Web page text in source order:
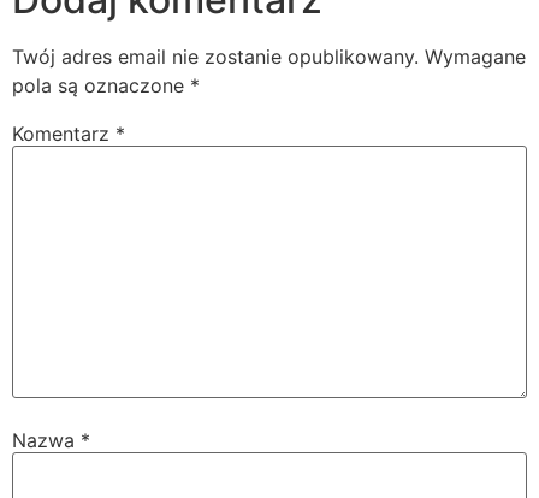
Twój adres email nie zostanie opublikowany. Wymagane
pola są oznaczone *
Komentarz *
Nazwa *